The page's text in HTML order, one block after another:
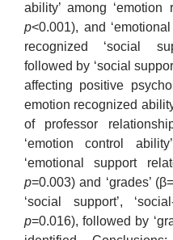
ability’ among ‘emotion
p<0.001), and
recognized ‘social
followed by ‘social
affecting positive
emotion recognized
of professor
‘emotion control
‘emotional support
p=0.003) and ‘grades’
‘social support’,
p=0.016), followed by